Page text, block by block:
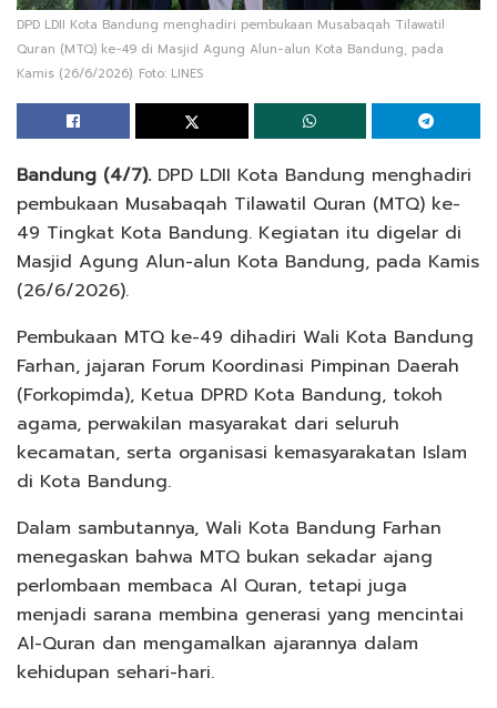
DPD LDII Kota Bandung menghadiri pembukaan Musabaqah Tilawatil
Quran (MTQ) ke-49 di Masjid Agung Alun-alun Kota Bandung, pada
Kamis (26/6/2026). Foto: LINES
Bandung (4/7).DPD LDII Kota Bandung menghadiri
pembukaan Musabaqah Tilawatil Quran (MTQ) ke-
49 Tingkat Kota Bandung. Kegiatan itu digelar di
Masjid Agung Alun-alun Kota Bandung, pada Kamis
(26/6/2026).
Pembukaan MTQ ke-49 dihadiri Wali Kota Bandung
Farhan, jajaran Forum Koordinasi Pimpinan Daerah
(Forkopimda), Ketua DPRD Kota Bandung, tokoh
agama, perwakilan masyarakat dari seluruh
kecamatan, serta organisasi kemasyarakatan Islam
di Kota Bandung.
Dalam sambutannya, Wali Kota Bandung Farhan
menegaskan bahwa MTQ bukan sekadar ajang
perlombaan membaca Al Quran, tetapi juga
menjadi sarana membina generasi yang mencintai
Al-Quran dan mengamalkan ajarannya dalam
kehidupan sehari-hari.